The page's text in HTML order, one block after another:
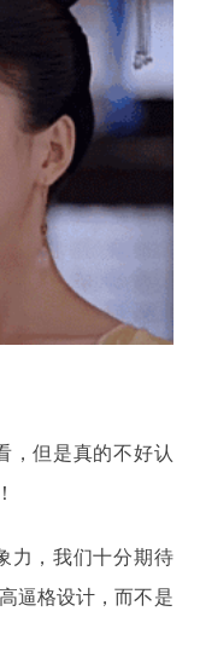
，但是真的不好认
力，我们十分期待
逼格设计，而不是